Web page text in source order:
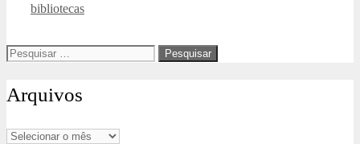
bibliotecas
Pesquisar
Arquivos
Arquivos